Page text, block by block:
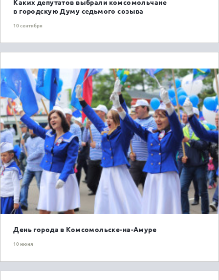
в городскую Думу седьмого созыва
10 сентября
ГОРОЖАНАМ
День города в Комсомольске-на-Амуре
10 июня